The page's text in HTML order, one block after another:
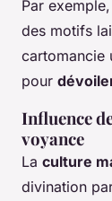
Par
des motifs
cartomancie
pour
Influence
voyance
La culture
divination